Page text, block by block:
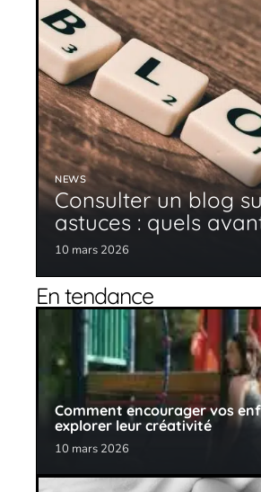
NEWS
Consulter un blog
astuces : quels
10 mars 2026
En tendance
Comment encourager vos
explorer leur créativité
10 mars 2026